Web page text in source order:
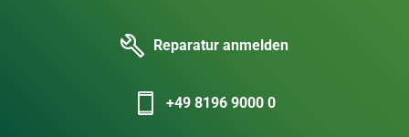
Reparatur anmelden
+49 8196 9000 0